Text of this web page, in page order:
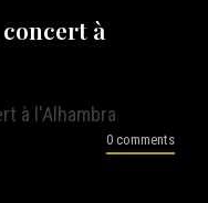
à
à l'Alhambra
0 comments